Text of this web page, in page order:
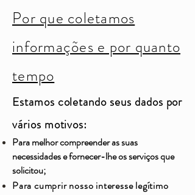
Por que coletamos
informações e por quanto
tempo
Estamos coletando seus dados por
vários motivos:
Para melhor compreender as suas
necessidades e fornecer-lhe os serviços que
solicitou;
Para cumprir nosso interesse legítimo